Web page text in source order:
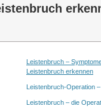
Leistenbruch –
Leistenbruch erkennen
Leistenbruch-Operation
Leistenbruch – die